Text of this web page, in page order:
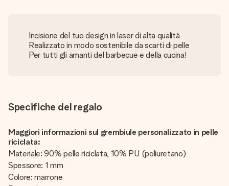
Incisione del tuo design in laser di alta qualità
Realizzato in modo sostenibile da scarti di pelle
Per tutti gli amanti del barbecue e della cucina!
Specifiche del regalo
Maggiori informazioni sul grembiule personalizzato in pelle
riciclata:
Materiale: 90% pelle riciclata, 10% PU (poliuretano)
Spessore: 1 mm
Colore: marrone